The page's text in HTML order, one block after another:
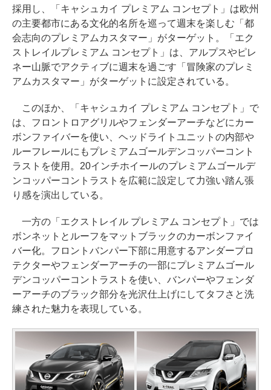
採用し、「キャシュカイ プレミアム コンセプト」は欧州
の主要都市にある文化的名所を巡って週末を楽しむ「都
会志向のプレミアムカスタマー」がターゲット。「エク
ストレイルプレミアム コンセプト」は、アルプスやピレ
ネー山脈でアクティブに週末を過ごす「冒険家のプレミ
アムカスタマー」がターゲットに設定されている。
このほか、「キャシュカイ プレミアム コンセプト」で
は、フロントロアグリルやフェンダーアーチなどにカー
ボンファイバーを使い、ヘッドライトユニットの内部や
ルーフレールにもプレミアムゴールデンコッパーコント
ラストを使用。20インチホイールのプレミアムゴールデ
ンコッパーコントラストを広範に設定して力強い踏ん張
り感を演出している。
一方の「エクストレイル プレミアム コンセプト」では
ボンネットとルーフをマットブラックのカーボンファイ
バー化。フロントバンパー下部に用意するアンダープロ
テクターやフェンダーアーチの一部にプレミアムゴール
デンコッパーコントラストを使い、バンパーやフェンダ
ーアーチのブラック部分を光沢仕上げにしてタフさと洗
練された魅力を表現している。